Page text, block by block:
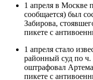
1 апреля в Москве
сообщается) был
Забирова,
пикете с
1 апреля стало
районный суд по
оштрафовал
пикете с